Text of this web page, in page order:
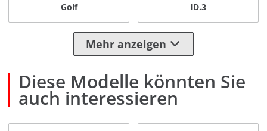
Golf ID.3
Mehr anzeigen
Diese Modelle könnten Sie
auch interessieren